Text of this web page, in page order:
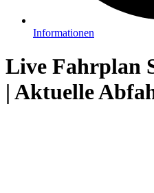
Informationen
Live Fahrplan
| Aktuelle